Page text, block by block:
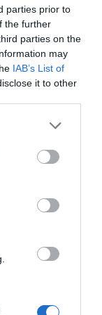
parties prior to
the further
parties on the
may
IAB’s List of
it to other
Lepiej jest
i nie
którzy
w orientacji
by
w
obaw.